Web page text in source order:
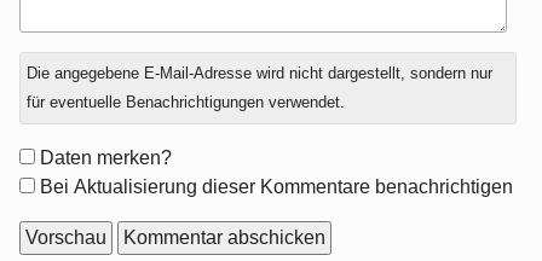
Antwort
zu
Die angegebene E-Mail-Adresse wird nicht dargestellt, sondern nur
für eventuelle Benachrichtigungen verwendet.
Formular-
Optionen
Daten merken?
Bei Aktualisierung dieser Kommentare benachrichtigen